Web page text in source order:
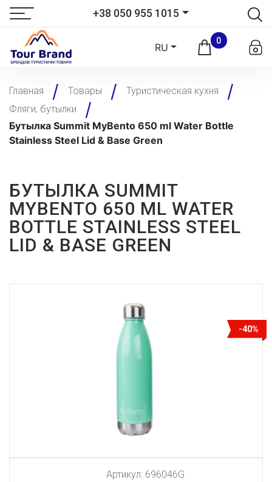
+38 050 955 1015
RU
0
Главная Товары
Туристическая кухня
Фляги, бутылки
Бутылка Summit MyBento 650 ml Water Bottle
Stainless Steel Lid & Base Green
БУТЫЛКА SUMMIT
MYBENTO 650 ML WATER
BOTTLE STAINLESS STEEL
LID & BASE GREEN
-40%
Артикул: 696046G